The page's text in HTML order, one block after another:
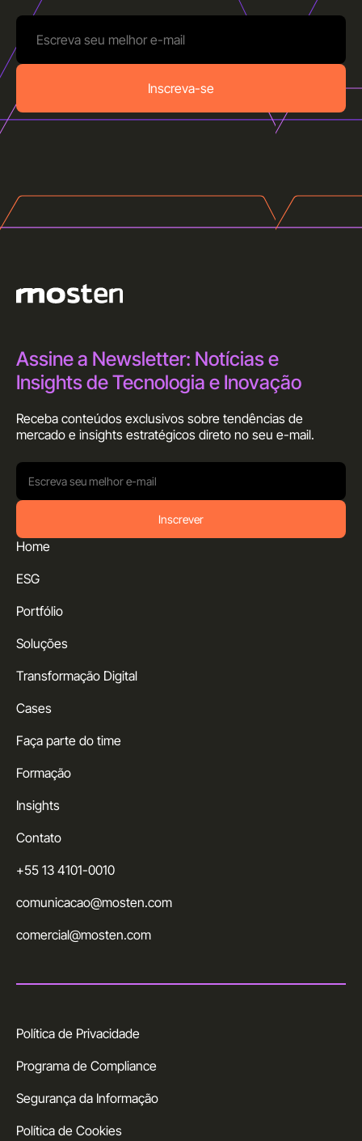
Inscreva-se
+55 13 4101-0010
comunicacao@mosten.com
comercial@mosten.com
Política de Privacidade
Programa de Compliance
Segurança da Informação
Política de Cookies
Home
ESG
Portfólio
Soluções
Transformação Digital
Cases
Faça parte do time
Formação
Insights
Contato
Assine a Newsletter: Notícias e
Insights de Tecnologia e Inovação
Receba conteúdos exclusivos sobre tendências de
mercado e insights estratégicos direto no seu e-mail.
Inscrever